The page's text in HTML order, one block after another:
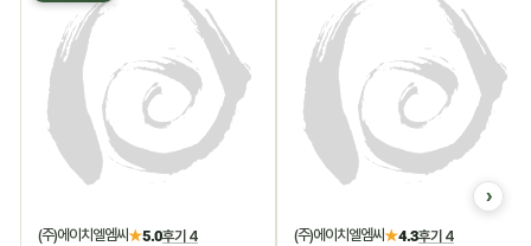
(주)에이치엘엠씨★5.0후기 4 (주)에이치엘엠씨★4.3후기 4